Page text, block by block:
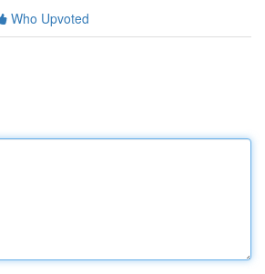
Who Upvoted